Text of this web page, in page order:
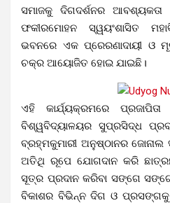
ସମାଜକୁ ଦିଗଦର୍ଶନର
ଫକୀରମୋହନ ସ୍ୱୟଂଶାସିତ
ଭବନରେ ଏକ ପ୍ରେରଣାଦାୟୀ ଓ
ଚକ୍ର ଆୟୋଜିତ ହୋଇ ଯାଇଛି।
ଏହି କାର୍ଯ୍ୟକ୍ରମରେ
ବିଶ୍ୱବିଦ୍ୟାଳୟର ସୁପ୍ରସିଦ୍ଧ
ବ୍ରହ୍ମକୁମାରୀ ଅନୁଷ୍ଠାନର
ଅତିଥି ରୂପେ ଯୋଗଦାନ କରି
ସୂତ୍ର ପ୍ରଦାନ କରିବା ସଙ୍ଗେ
ବିକାଶର ବିଭିନ୍ନ ଦିଗ ଓ